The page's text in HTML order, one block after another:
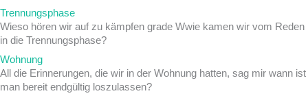
Trennungsphase
Wieso hören wir auf zu kämpfen grade Wwie kamen wir vom Reden
in die Trennungsphase?
Wohnung
All die Erinnerungen, die wir in der Wohnung hatten, sag mir wann ist
man bereit endgültig loszulassen?